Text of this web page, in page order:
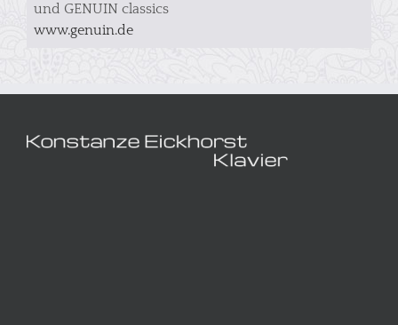
und GENUIN classics
www.genuin.de